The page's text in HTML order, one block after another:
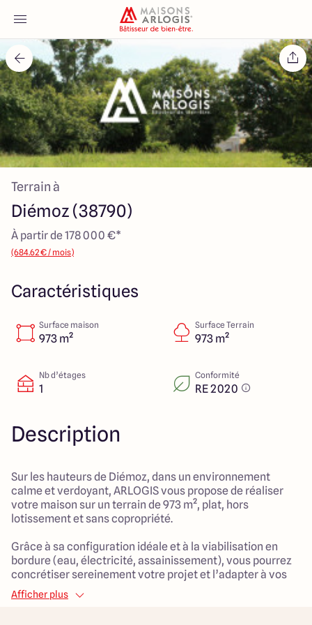
Accueil
Nos maisons
Nos annonces
Votre projet
Qui sommes-nous
Maisons ARLOGIS Lyon Est
151 route de Grenoble
69800 Saint Priest
4.9
Terrain à
Diémoz (38790)
À partir de 178 000 €*
(684.62 € / mois)
Caractéristiques
Surface maison
973 m²
Surface Terrain
973 m²
Nb d’étages
1
Conformité
RE 2020
Description
Sur les hauteurs de Diémoz, dans un environnement
calme et verdoyant, ARLOGIS vous propose de réaliser
votre maison sur un terrain de 973 m², plat, hors
lotissement et sans copropriété.
Grâce à sa configuration idéale et à la viabilisation en
bordure (eau, électricité, assainissement), vous pourrez
concrétiser sereinement votre projet et l’adapter à vos
envies. Nous concevons avec vous une maison
entièrement personnalisée, qui correspond à vos besoins
Afficher plus